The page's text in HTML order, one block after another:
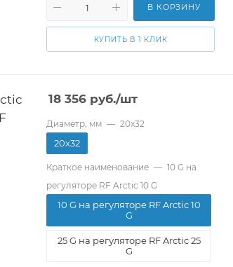
В КОРЗИНУ
КУПИТЬ В 1 КЛИК
18 356 руб./шт
Диаметр, мм — 20х32
20х32
Краткое наименование — 10 G на
регуляторе RF Arctic 10 G
10 G на регуляторе RF Arctic 10
G
25 G на регуляторе RF Arctic 25
G